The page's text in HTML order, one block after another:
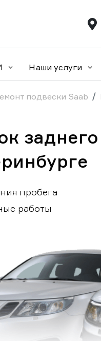
Наши услуги
подвески Saab
пробега
работы